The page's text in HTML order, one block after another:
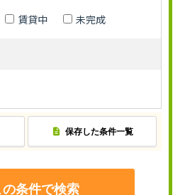
賃貸中 未完成
保存した条件一覧